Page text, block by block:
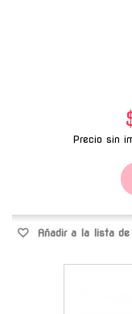
Precio sin
Añadir a la lista